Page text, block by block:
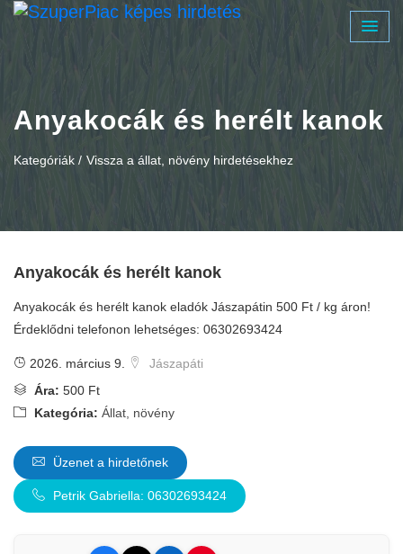
Anyakocák és herélt kanok
Kategóriák / Vissza a állat, növény hirdetésekhez
Anyakocák és herélt kanok
Anyakocák és herélt kanok eladók Jászapátin 500 Ft / kg áron!
Érdeklődni telefonon lehetséges: 06302693424
2026. március 9.
Jászapáti
Ára: 500 Ft
Kategória: Állat, növény
Üzenet a hirdetőnek
Petrik Gabriella: 06302693424